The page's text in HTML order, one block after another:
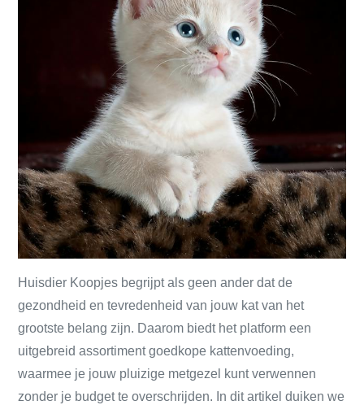
Huisdier Koopjes begrijpt als geen ander dat de
gezondheid en tevredenheid van jouw kat van het
grootste belang zijn. Daarom biedt het platform een
uitgebreid assortiment goedkope kattenvoeding,
waarmee je jouw pluizige metgezel kunt verwennen
zonder je budget te overschrijden. In dit artikel duiken we